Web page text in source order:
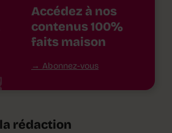
Accédez à nos
contenus 100%
faits maison
Abonnez-vous
rédaction